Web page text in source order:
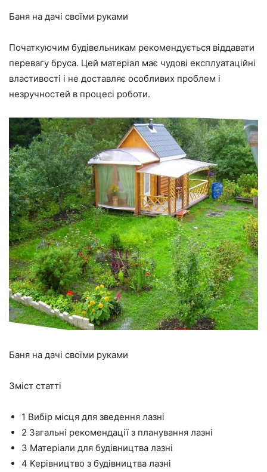
Баня на дачі своїми руками
Початкуючим будівельникам рекомендується віддавати
перевагу бруса. Цей матеріал має чудові експлуатаційні
властивості і не доставляє особливих проблем і
незручностей в процесі роботи.
Баня на дачі своїми руками
Зміст статті
1 Вибір місця для зведення лазні
2 Загальні рекомендації з планування лазні
3 Матеріали для будівництва лазні
4 Керівництво з будівництва лазні